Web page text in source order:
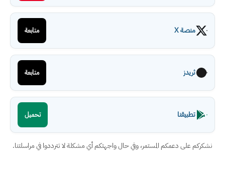
منصة X متابعة
ثريدز متابعة
تطبيقنا تحميل
نشكركم على دعمكم المستمر، وفي حال واجهتكم أي مشكلة لا تترددوا في مراسلتنا.